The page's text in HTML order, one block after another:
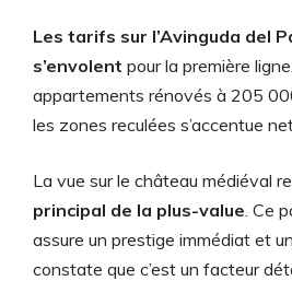
Les tarifs sur l’Avinguda del
s’envolent pour la première
appartements rénovés à 205
les zones reculées s’accentue
La vue sur le château médiéval
principal de la plus-value. Ce
assure un prestige immédiat et
constate que c’est un facteur